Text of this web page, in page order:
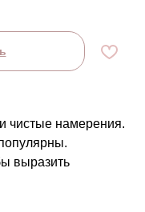
чистые намерения.
выразить